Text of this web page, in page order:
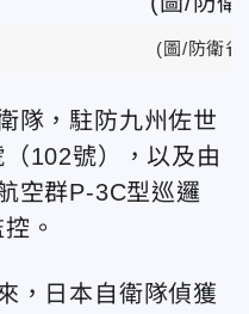
(圖/防衛省
隊，駐防九州佐世
102號），以及由
空群P-3C型巡邏
。
，日本自衛隊偵獲